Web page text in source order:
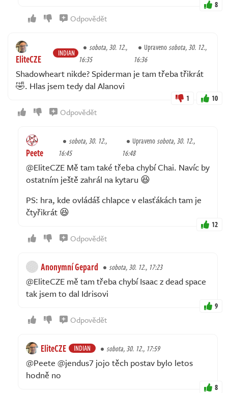
8
Odpovědět
EliteCZE INDIAN
sobota, 30. 12.,
16:35
Upravenosobota, 30. 12.,
16:36
Shadowheart nikde? Spiderman je tam třeba třikrát
🤣. Hlas jsem tedy dal Alanovi
1 10
Odpovědět
Peete
sobota, 30. 12.,
16:45
Upravenosobota, 30. 12.,
16:48
@EliteCZE Mě tam také třeba chybí Chai. Navíc by
ostatním ještě zahrál na kytaru 😆
PS: hra, kde ovládáš chlapce v elasťákách tam je
čtyřikrát 😆
12
Odpovědět
Anonymní Gepard sobota, 30. 12., 17:23
@EliteCZE mě tam třeba chybí Isaac z dead space
tak jsem to dal Idrisovi
9
Odpovědět
EliteCZE INDIAN sobota, 30. 12., 17:59
@Peete @jendus7 jojo těch postav bylo letos
hodně no
8